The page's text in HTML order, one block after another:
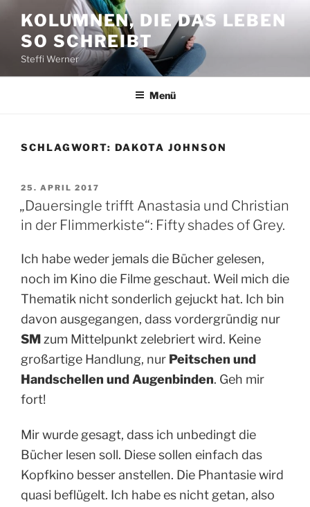
Inhalt
springen
KOLUMNEN, DIE DAS LEBEN
SO SCHREIBT
Steffi Werner
Menü
SCHLAGWORT: DAKOTA JOHNSON
VERÖFFENTLICHT
AM
25. APRIL 2017
„Dauersingle trifft Anastasia und Christian
in der Flimmerkiste“: Fifty shades of Grey.
Ich habe weder jemals die Bücher gelesen,
noch im Kino die Filme geschaut. Weil mich die
Thematik nicht sonderlich gejuckt hat. Ich bin
davon ausgegangen, dass vordergründig nur
SM zum Mittelpunkt zelebriert wird. Keine
großartige Handlung, nur Peitschen und
Handschellen und Augenbinden. Geh mir
fort!
Mir wurde gesagt, dass ich unbedingt die
Bücher lesen soll. Diese sollen einfach das
Kopfkino besser anstellen. Die Phantasie wird
quasi beflügelt. Ich habe es nicht getan, also